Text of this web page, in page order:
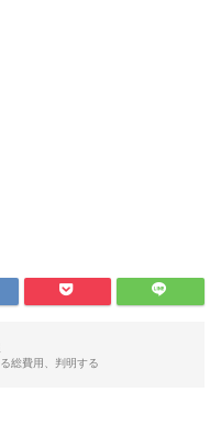
総費用、判明する